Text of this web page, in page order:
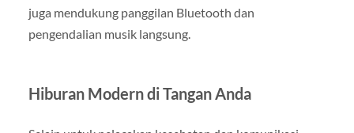
juga mendukung panggilan Bluetooth dan
pengendalian musik langsung.
Hiburan Modern di Tangan Anda